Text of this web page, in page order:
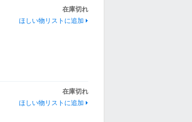
在庫切れ
ほしい物リストに追加
在庫切れ
ほしい物リストに追加